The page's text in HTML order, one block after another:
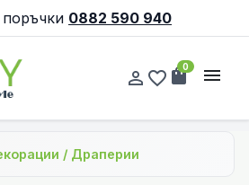
0882 590 940
person_outline favorite_border shopping_bag
0 menu
/ Драперии